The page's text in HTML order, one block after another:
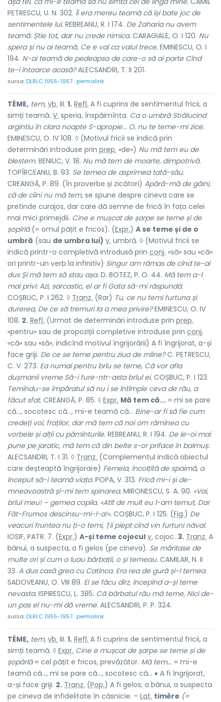
PETRESCU, U. N. 302. Îi era mereu teamă că își bate joc de
sentimentele lui. REBREANU, R. I 174. De Zaharia nu avem
teamă: Știe tot, dar nu crede nimica. CARAGIALE, O. I 120. Nu
spera și nu ai teamă, Ce e val ca valul trece. EMINESCU, O. I
194. N-ai teamă de pedeapsa de care-o să ai parte Cînd
te-i întoarce acasă?ALECSANDRI, T. II 201.
sursa:DLRLC 1955-1957 permalink
TÉME, tem, vb. III. 1. Refl. A fi cuprins de sentimentul fricii, a
simți teamă. V. speria, înspăimînta. Ca o umbră Strălucind
argintiu în clara noapte S-apropie... O, nu te teme-mi zice.
EMINESCU, O. IV 108. ◊ (Motivul fricii se indică prin
determinări introduse prin prep. «de») Nu mă tem eu de
blestem. BENIUC, V. 18. Nu mă tem de moarte, dimpotrivă.
TOPÎRCEANU, B. 93. Se temea de asprimea tată-său.
CREANGĂ, P. 89. (În proverbe și zicători) Apără-mă de găini,
că de cîini nu mă tem, se spune despre cineva care se
pretinde curajos, dar care dă semne de frică în fața celei
mai mici primejdii. Cine e mușcat de șarpe se teme și de
șopîrlă(= omul pățit e fricos). (Expr.) A se teme și de o
umbră (sau de umbra lui) v. umbră. ◊ (Motivul fricii se
indică printr-o completivă introdusă prin conj. «să» sau «că»
ori printr-un verb la infinitiv) Singur am rămas de cînd te-ai
dus Și mă tem să stau așa. D. BOTEZ, P. O. 44. Mă tem a-l
mai privi: Azi, sarcastic, el ar fi Gata să-mi răspundă.
COȘBUC, P. I 262. ◊ Tranz. (Rar) Tu, ce nu temi furtuna și
durerea, De ce să tremuri la a mea privire?EMINESCU, O. IV
108. 2. Refl. (Urmat de determinări introduse prin prep.
«pentru» sau de propoziții completive introduse prin conj.
«că» sau «să», indicînd motivul îngrijorării) A fi îngrijorat, a-și
face griji. De ce se teme pentru ziua de mîine?C. PETRESCU,
C. V. 273. Ea numai pentru brîu se teme, Că vor afla
dușmanii vreme Să-i fure-ntr-asta brîul ei. COȘBUC, P. I 123.
Temîndu-se împăratul să nu i se întîmple ceva de rău, a
făcut sfat. CREANGĂ, P. 85. ◊ Expr. Mă tem că... = mi se pare
că..., socotesc că..., mi-e teamă că... Bine-ar fi să fie cum
credeți voi, fraților, dar mă tem că noi om rămînea cu
vorbele și alții cu pămînturile. REBREANU, R. I 194. De le-oi mai
pune pe jaratic, mă tem că din belte s-or priface în balmuș.
ALECSANDRI, T. I 31. ◊ Tranz. (Complementul indică obiectul
care deșteaptă îngrijorare) Femeia, încolțită de spaimă, a
început să-i teamă viața. POPA, V. 313. Frică mi-i și de-
mneavoastră și-mi tem spinarea. MIRONESCU, S. A. 90. «Vai,
brîul meu! – gemea copila. «Atît de mult eu l-am temut, Dar
Făt-Frumos descinsu-mi-l-a!». COȘBUC, P. I 125. (Fig.) De
veacuri fruntea nu ți-o temi, Ții piept cînd vin furtuni năval.
IOSIF, PATR. 7. (Expr.) A-și teme cojocul v. cojoc. 3. Tranz. A
bănui, a suspecta, a fi gelos (pe cineva). Se măritase de
multe ori și cum o luau bărbații, o și temeau. CAMILAR, N. II
33. A dus casă grea cu Catinca. Era rea de gură și-l temea.
SADOVEANU, O. VIII 89. El se făcu dîrz, începînd a-și teme
nevasta. ISPIRESCU, L. 385. Că bărbatul rău mă teme, Nici de-
un pas el nu-mi dă vreme. ALECSANDRI, P. P. 324.
sursa:DLRLC 1955-1957 permalink
TÉME, tem, vb. III. 1. Refl. A fi cuprins de sentimentul fricii, a
simți teamă. ◊ Expr. Cine e mușcat de șarpe se teme și de
șopârlă= cel pățit e fricos, prevăzător. Mă tem... = mi-e
teamă că..., mi se pare că..., socotesc că... ♦ A fi îngrijorat,
a-și face griji. 2. Tranz. (Pop.) A fi gelos; a bănui, a suspecta
pe cineva de infidelitate în căsnicie. – Lat. timĕre (=